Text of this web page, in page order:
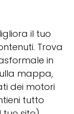
il tuo
Trova
in
mappa,
dei motori
tutto